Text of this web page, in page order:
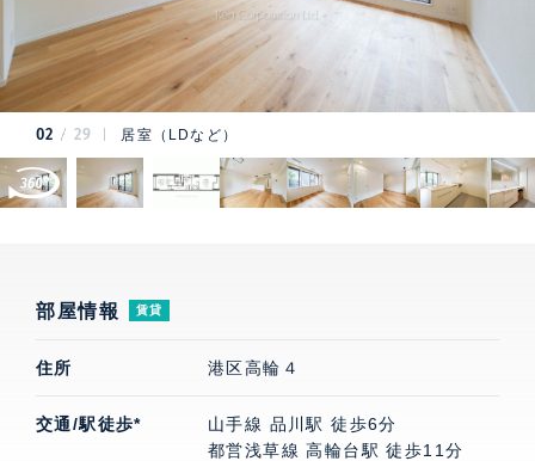
02 29 居室（LDなど）
部屋情報 賃貸
住所 港区高輪４
交通/駅徒歩*
山手線 品川駅 徒歩6分
都営浅草線 高輪台駅 徒歩11分